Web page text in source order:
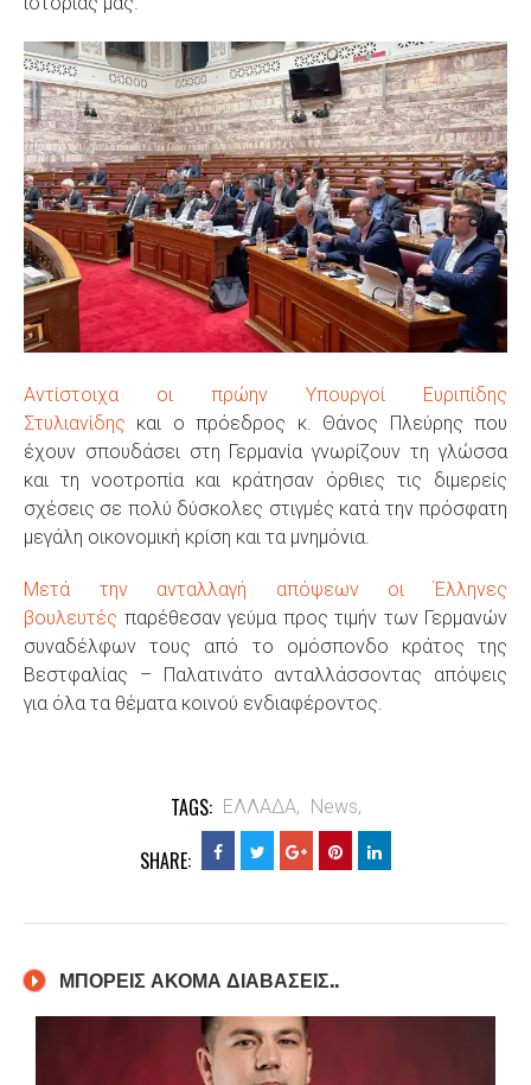
Αντίστοιχα οι πρώην Υπουργοί Ευριπίδης
Στυλιανίδης και ο πρόεδρος κ. Θάνος Πλεύρης που
έχουν σπουδάσει στη Γερμανία γνωρίζουν τη γλώσσα
και τη νοοτροπία και κράτησαν όρθιες τις διμερείς
σχέσεις σε πολύ δύσκολες στιγμές κατά την πρόσφατη
μεγάλη οικονομική κρίση και τα μνημόνια.
Μετά την ανταλλαγή απόψεων οι Έλληνες
βουλευτές παρέθεσαν γεύμα προς τιμήν των Γερμανών
συναδέλφων τους από το ομόσπονδο κράτος της
Βεστφαλίας – Παλατινάτο ανταλλάσσοντας απόψεις
για όλα τα θέματα κοινού ενδιαφέροντος
TAGS: ΕΛΛΑΔΑ, News,
SHARE:
ΜΠΟΡΕΙΣ ΑΚΟΜΑ ΔΙΑΒΑΣΕΙΣ..